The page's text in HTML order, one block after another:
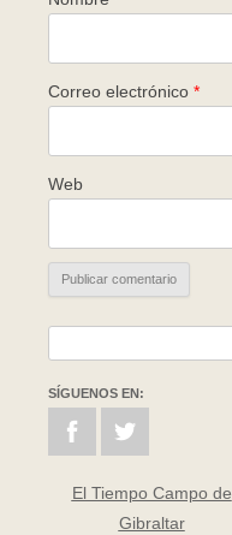
Correo electrónico *
Web
SÍGUENOS EN:
El Tiempo Campo de
Gibraltar